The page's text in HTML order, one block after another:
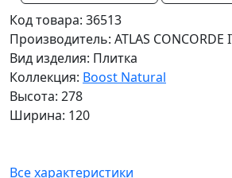
Код товара: 36513
Производитель: ATLAS CONCORDE
Вид изделия: Плитка
Коллекция: Boost Natural
Высота: 278
Ширина: 120
Все характеристики